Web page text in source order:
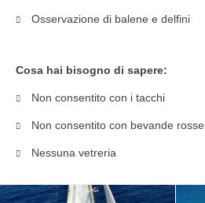
Osservazione di balene e delfini
Cosa hai bisogno di sapere:
Non consentito con i tacchi
Non consentito con bevande rosse
Nessuna vetreria